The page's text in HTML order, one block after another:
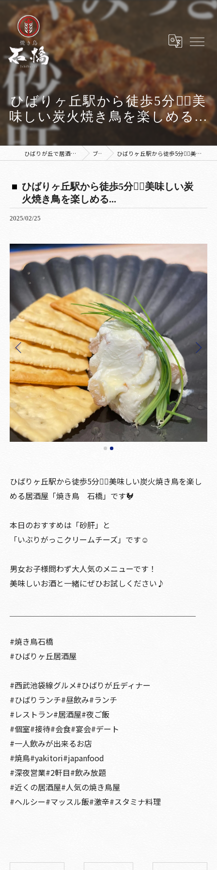
ひばりヶ丘駅から徒歩5分🚶‍♀️美
味しい炭火焼き鳥を楽しめる...
ひばりが丘で居酒屋なら焼き鳥 石橋 ブログ ひばりヶ丘駅から徒歩5分🚶‍♀️美味しい炭火焼き鳥を楽しめる...
ひばりヶ丘駅から徒歩5分🚶‍♀️美味しい炭
火焼き鳥を楽しめる...
2025/02/25
ひばりヶ丘駅から徒歩5分🚶‍♀️美味しい炭火焼き鳥を楽し
める居酒屋「焼き鳥 石橋」です🐓
本日のおすすめは「砂肝」と
「いぶりがっこクリームチーズ」です☺️
男女お子様問わず大人気のメニューです！
美味しいお酒と一緒にぜひお試しください♪
#焼き鳥石橋
#ひばりヶ丘居酒屋
#西武池袋線グルメ#ひばりが丘ディナー
#ひばりランチ#昼飲み#ランチ
#レストラン#居酒屋#夜ご飯
#個室#接待#会食#宴会#デート
#一人飲みが出来るお店
#焼鳥#yakitori#japanfood
#深夜営業#2軒目#飲み放題
#近くの居酒屋#人気の焼き鳥屋
#ヘルシー#マッスル飯#激辛#スタミナ料理